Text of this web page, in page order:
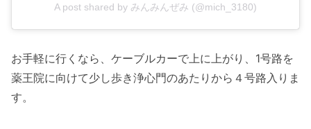
A post shared by みんみんぜみ (@mich_3180)
お手軽に行くなら、ケーブルカーで上に上がり、1号路を
薬王院に向けて少し歩き浄心門のあたりから４号路入りま
す。